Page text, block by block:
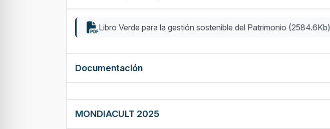
Libro Verde para la gestión sostenible del Patrimonio (2584.6Kb)
Documentación
MONDIACULT 2025